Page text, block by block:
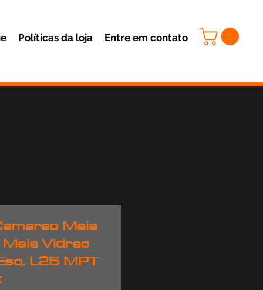
Políticas da loja Entre em contato
Meia
Vidrao
L25 MPT